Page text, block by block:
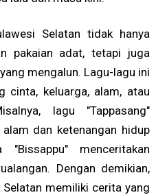
Selatan tidak hanya
pakaian adat, tetapi juga
mengalun. Lagu-lagu ini
cinta, keluarga, alam, atau
lagu "Tappasang"
dan ketenangan hidup
menceritakan
Dengan demikian,
memiliki cerita yang